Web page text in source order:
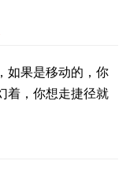
如果是移动的，你
着，你想走捷径就